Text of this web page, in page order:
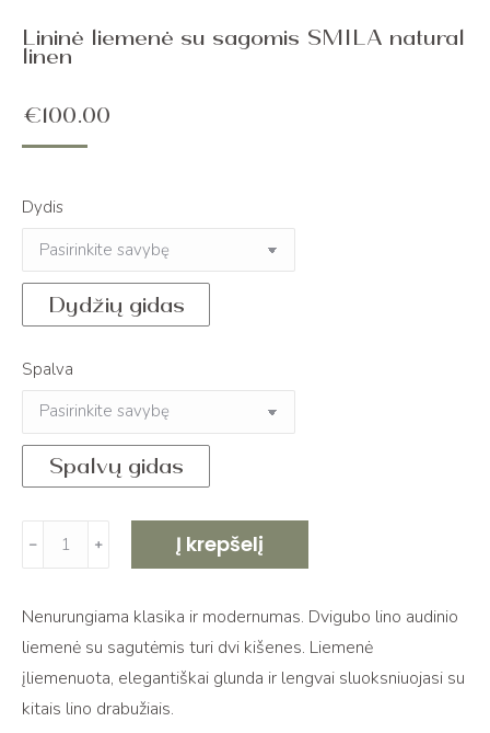
Lininė liemenė su sagomis SMILA natural
linen
€100.00
Dydis
Dydžių gidas
Spalva
Spalvų gidas
produkto
kiekis:
liemenė
su
sagomis
SMILA
﹣ ﹢ Į krepšelį
Nenurungiama klasika ir modernumas. Dvigubo lino audinio
liemenė su sagutėmis turi dvi kišenes. Liemenė
įliemenuota, elegantiškai glunda ir lengvai sluoksniuojasi su
kitais lino drabužiais.